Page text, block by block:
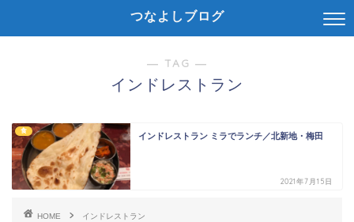
つなよしブログ
― TAG ―
インドレストラン
食
インドレストラン ミラでランチ／北新地・梅田
2021年7月15日
HOME インドレストラン